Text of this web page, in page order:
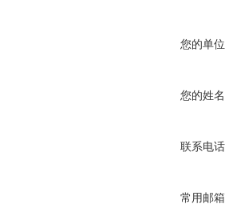
您的单位
您的姓名
联系电话
常用邮箱